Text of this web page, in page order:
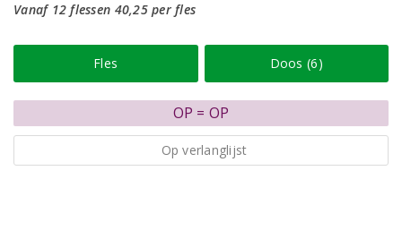
Vanaf 12 flessen 40,25 per fles
Fles Doos (6)
OP = OP
Op verlanglijst